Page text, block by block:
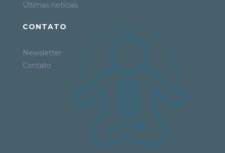
Últimas notícias
CONTATO
Newsletter
Contato